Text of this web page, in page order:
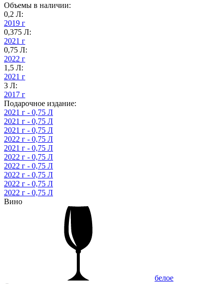
Объемы в наличии:
0,2 Л:
2019 г
0,375 Л:
2021 г
0,75 Л:
2022 г
1,5 Л:
2021 г
3 Л:
2017 г
Подарочное издание:
2021 г - 0,75 Л
2021 г - 0,75 Л
2021 г - 0,75 Л
2022 г - 0,75 Л
2021 г - 0,75 Л
2022 г - 0,75 Л
2022 г - 0,75 Л
2022 г - 0,75 Л
2022 г - 0,75 Л
2022 г - 0,75 Л
Вино
белое